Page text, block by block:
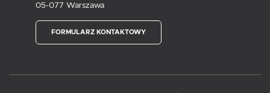
05-077 Warszawa
FORMULARZ KONTAKTOWY